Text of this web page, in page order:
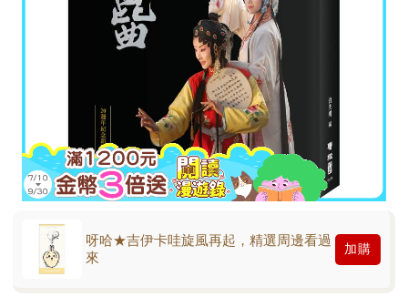
呀哈★吉伊卡哇旋風再起，精選周邊看過
來
加購